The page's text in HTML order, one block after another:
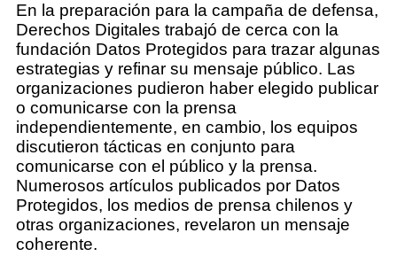
En la preparación para la campaña de defensa,
Derechos Digitales trabajó de cerca con la
fundación Datos Protegidos para trazar algunas
estrategias y refinar su mensaje público. Las
organizaciones pudieron haber elegido publicar
o comunicarse con la prensa
independientemente, en cambio, los equipos
discutieron tácticas en conjunto para
comunicarse con el público y la prensa.
Numerosos artículos publicados por Datos
Protegidos, los medios de prensa chilenos y
otras organizaciones, revelaron un mensaje
coherente.